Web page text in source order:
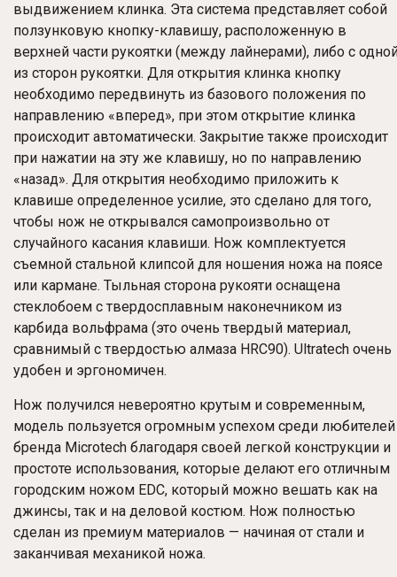
выдвижением клинка. Эта система представляет собой
ползунковую кнопку-клавишу, расположенную в
верхней части рукоятки (между лайнерами), либо с
из сторон рукоятки. Для открытия клинка кнопку
необходимо передвинуть из базового положения по
направлению «вперед», при этом открытие клинка
происходит автоматически. Закрытие также происходит
при нажатии на эту же клавишу, но по направлению
«назад». Для открытия необходимо приложить к
клавише определенное усилие, это сделано для того,
чтобы нож не открывался самопроизвольно от
случайного касания клавиши. Нож комплектуется
съемной стальной клипсой для ношения ножа на поясе
или кармане. Тыльная сторона рукояти оснащена
стеклобоем с твердосплавным наконечником из
карбида вольфрама (это очень твердый материал,
сравнимый с твердостью алмаза HRC90). Ultratech очень
удобен и эргономичен.
Нож получился невероятно крутым и современным,
модель пользуется огромным успехом среди любителей
бренда Microtech благодаря своей легкой конструкции и
простоте использования, которые делают его отличным
городским ножом EDC, который можно вешать как на
джинсы, так и на деловой костюм. Нож полностью
сделан из премиум материалов — начиная от стали и
заканчивая механикой ножа.